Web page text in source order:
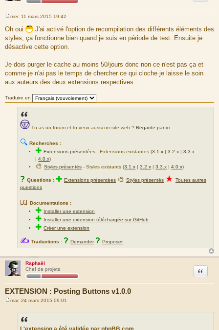
e
s
s
a
g
mer. 11 mars 2015 19:42
Oh oui
J'ai activé l'option de recompilation des différents éléments des
styles, ça fonctionne bien quand je suis en période de test. Ensuite je
désactive cette option.
Je dois purger le cache au moins 50/jours donc non ce n'est pas ça et
comme je n'ai pas le temps de chercher ce qui cloche je laisse le soin
aux auteurs des deux extensions respectives.
Traduire en
Tu as un forum et tu veux aussi un site web ? Regarde par ici
🔍 Recherches :
✚Extensions présentées -Extensions existantes (3.1.x |3.2.x |3.3.x
|4.0.x)
🎨Styles présentés - Styles existants (3.1.x |3.2.x |3.3.x |4.0.x)
? Questions : ✚ Extensions présentées 🎨 Styles présentés ★ Toutes autres
questions
📖 Documentations :
✚ Installer une extension
✚ Installer une extension téléchargée sur GitHub
✚Créer une extension
✍ Traductions : ? Demander ? Proposer
Raphaël
Chef de projets
EXTENSION : Posting Buttons v1.0.0
Citation
mar. 24 mars 2015 09:01